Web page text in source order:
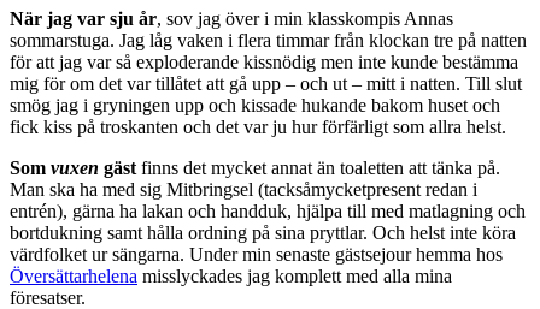
När jag var sju år, sov jag över i min klasskompis Annas
sommarstuga. Jag låg vaken i flera timmar från klockan tre på natten
för att jag var så exploderande kissnödig men inte kunde bestämma
mig för om det var tillåtet att gå upp – och ut – mitt i natten. Till slut
smög jag i gryningen upp och kissade hukande bakom huset och
fick kiss på troskanten och det var ju hur förfärligt som allra helst.
Som vuxen gäst finns det mycket annat än toaletten att tänka på.
Man ska ha med sig Mitbringsel (tacksåmycketpresent redan i
entrén), gärna ha lakan och handduk, hjälpa till med matlagning och
bortdukning samt hålla ordning på sina pryttlar. Och helst inte köra
värdfolket ur sängarna. Under min senaste gästsejour hemma hos
Översättarhelena misslyckades jag komplett med alla mina
föresatser.